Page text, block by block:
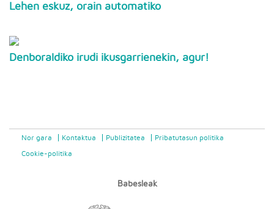
Lehen eskuz, orain automatiko
Denboraldiko irudi ikusgarrienekin, agur!
Nor gara Kontaktua Publizitatea Pribatutasun politika
Cookie-politika
Babesleak